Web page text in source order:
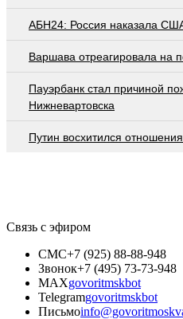
АБН24: Россия наказала
Варшава отреагировала на
Пауэрбанк стал причиной
Нижневартовска
Путин восхитился
Связь с эфиром
СМС+7 (925) 88-88-948
Звонок+7 (495) 73-73-948
MAXgovoritmskbot
Telegramgovoritmskbot
Письмо